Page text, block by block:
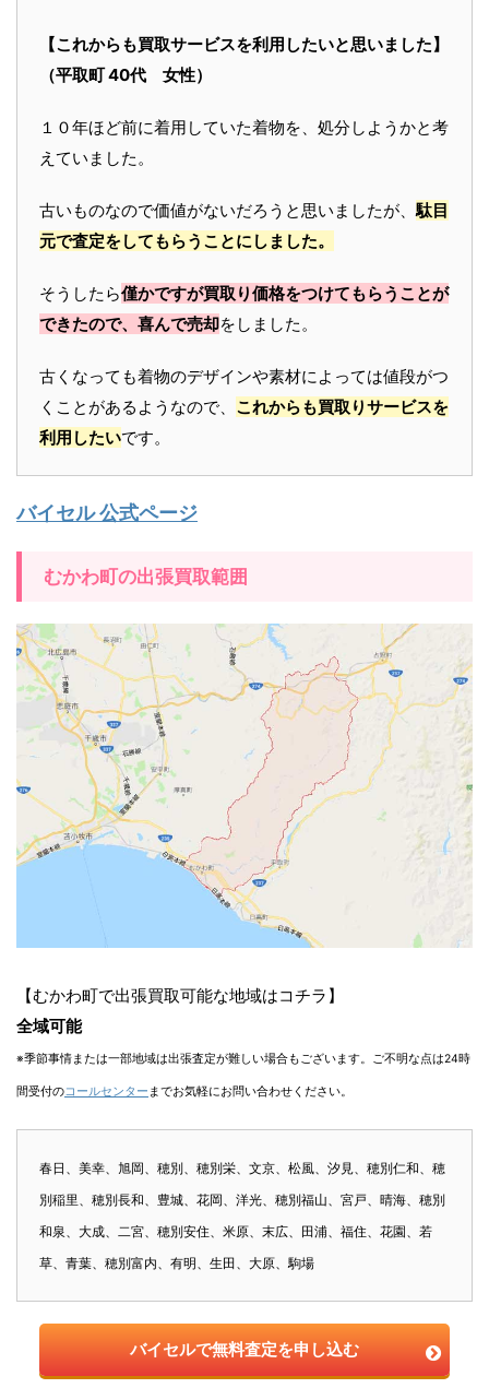
【これからも買取サービスを利用したいと思いました】
（平取町 40代 女性）
１０年ほど前に着用していた着物を、処分しようかと考
えていました。
古いものなので価値がないだろうと思いましたが、 駄目
元で査定をしてもらうことにしました。
そうしたら僅かですが買取り価格をつけてもらうことが
できたので、喜んで売却をしました。
古くなっても着物のデザインや素材によっては値段がつ
くことがあるようなので、 これからも買取りサービスを
利用したいです。
バイセル 公式ページ
むかわ町の出張買取範囲
【むかわ町で出張買取可能な地域はコチラ】
全域可能
※季節事情または一部地域は出張査定が難しい場合もございます。ご不明な点は24時
間受付のコールセンター までお気軽にお問い合わせください。
春日、美幸、旭岡、穂別、穂別栄、文京、松風、汐見、穂別仁和、穂
別稲里、穂別長和、豊城、花岡、洋光、穂別福山、宮戸、晴海、穂別
和泉、大成、二宮、穂別安住、米原、末広、田浦、福住、花園、若
草、青葉、穂別富内、有明、生田、大原、駒場
バイセルで無料査定を申し込む